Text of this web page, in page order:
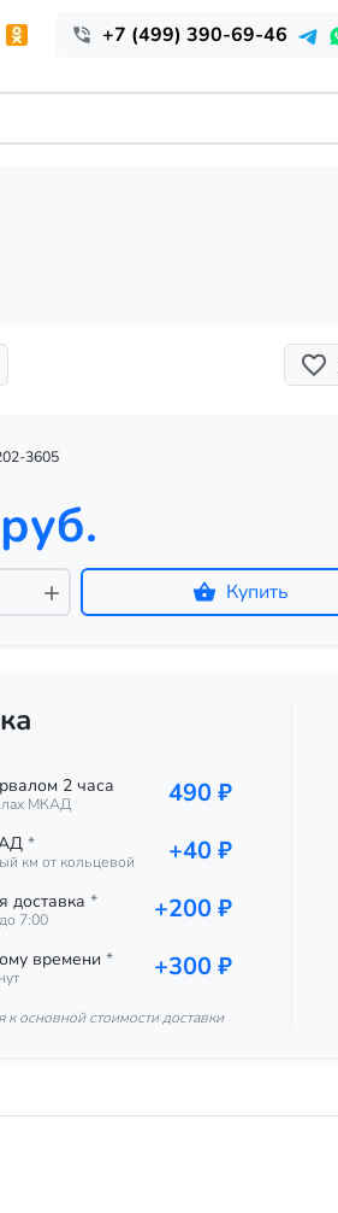
+7 (499) 390-69-46
3605
Купить
2 часа
МКАД 490 ₽
*
км от кольцевой +40 ₽
доставка *
7:00 +200 ₽
времени * +300 ₽
к основной стоимости доставки